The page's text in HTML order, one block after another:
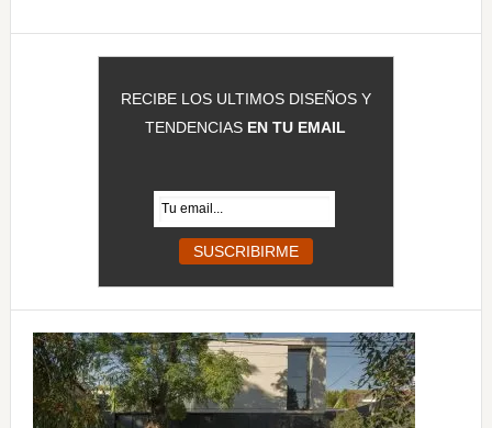
RECIBE LOS ULTIMOS DISEÑOS Y
TENDENCIAS EN TU EMAIL